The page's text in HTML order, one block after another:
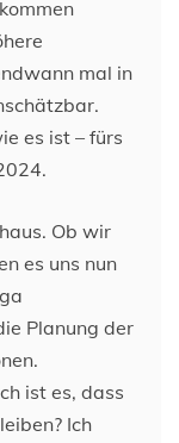
mal in
es ist – fürs
Ob wir
es uns nun
Planung der
ist es, dass
Ich